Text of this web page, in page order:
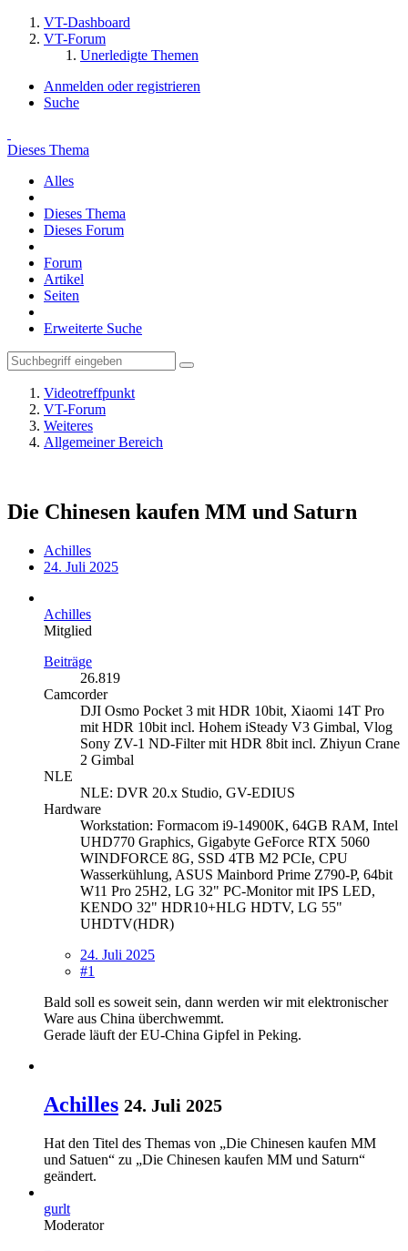
VT-Dashboard
VT-Forum
Unerledigte Themen
Anmelden oder registrieren
Suche
Dieses Thema
Alles
Dieses Thema
Dieses Forum
Forum
Artikel
Seiten
Erweiterte Suche
Videotreffpunkt
VT-Forum
Weiteres
Allgemeiner Bereich
Die Chinesen kaufen MM und Saturn
Achilles
24. Juli 2025
Achilles
Mitglied
Beiträge
26.819
Camcorder
DJI Osmo Pocket 3 mit HDR 10bit, Xiaomi 14T Pro
mit HDR 10bit incl. Hohem iSteady V3 Gimbal, Vlog
Sony ZV-1 ND-Filter mit HDR 8bit incl. Zhiyun Crane
2 Gimbal
NLE
NLE: DVR 20.x Studio, GV-EDIUS
Hardware
Workstation: Formacom i9-14900K, 64GB RAM, Intel
UHD770 Graphics, Gigabyte GeForce RTX 5060
WINDFORCE 8G, SSD 4TB M2 PCIe, CPU
Wasserkühlung, ASUS Mainbord Prime Z790-P, 64bit
W11 Pro 25H2, LG 32" PC-Monitor mit IPS LED,
KENDO 32" HDR10+HLG HDTV, LG 55"
UHDTV(HDR)
24. Juli 2025
#1
Bald soll es soweit sein, dann werden wir mit elektronischer
Ware aus China überchwemmt.
Gerade läuft der EU-China Gipfel in Peking.
Achilles 24. Juli 2025
Hat den Titel des Themas von „Die Chinesen kaufen MM
und Satuen“ zu „Die Chinesen kaufen MM und Saturn“
geändert.
gurlt
Moderator